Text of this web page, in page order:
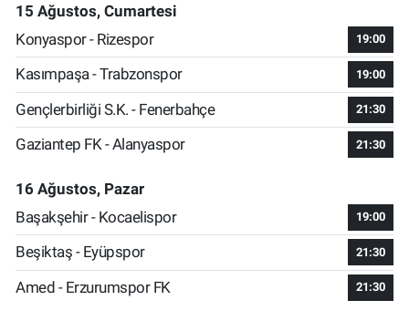
15 Ağustos, Cumartesi
Konyaspor - Rizespor
19:00
Kasımpaşa - Trabzonspor 19:00
Gençlerbirliği S.K. - Fenerbahçe 21:30
Gaziantep FK - Alanyaspor 21:30
16 Ağustos, Pazar
Başakşehir - Kocaelispor
19:00
Beşiktaş - Eyüpspor 21:30
Amed - Erzurumspor FK 21:30